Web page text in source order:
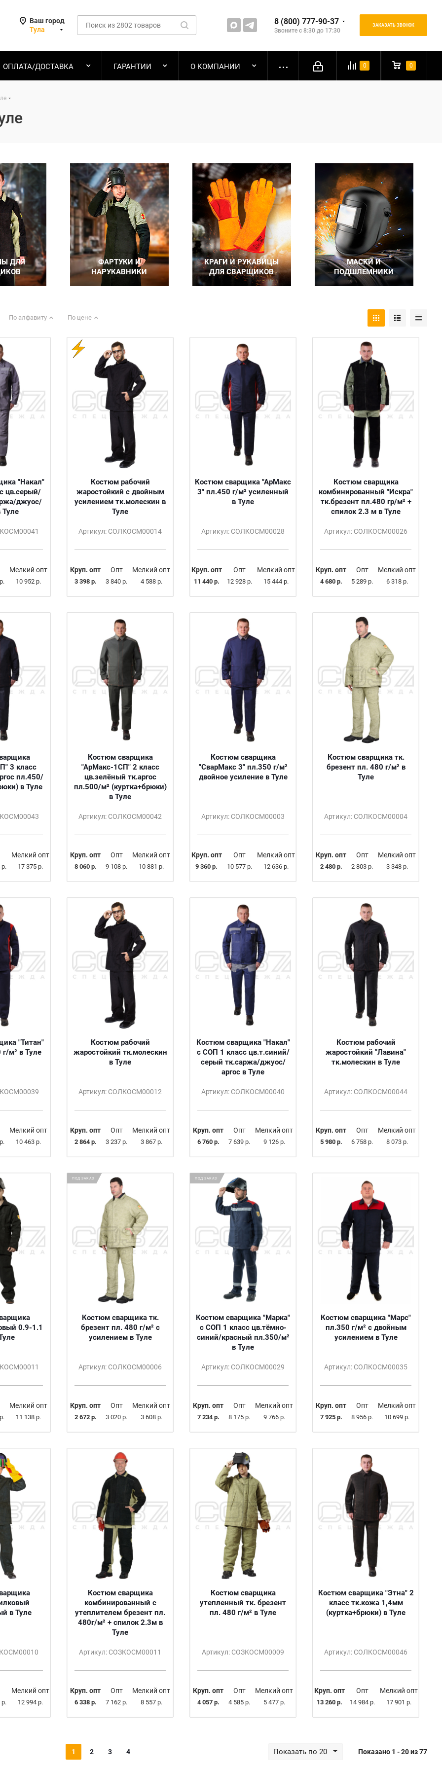
Ваш город
Тула
8 (800) 777-90-37
Звоните с 8:30 до 17:30
ЗАКАЗАТЬ ЗВОНОК
0 0
ОПЛАТА/ДОСТАВКА ГАРАНТИИ О КОМПАНИИ
По алфавиту По цене
"Накал"
цв.серый/
джуос/
Туле
Мелкий опт
10 952 р.
Костюм рабочий
жаростойкий с двойным
усилением тк.молескин в
Туле
Артикул: СОЛКОСМ00014
Круп. опт
3 398 р.
Опт
3 840 р.
Мелкий опт
4 588 р.
Костюм сварщика "АрМакс
3" пл.450 г/м² усиленный
в Туле
Артикул: СОЛКОСМ00028
Круп. опт
11 440 р.
Опт
12 928 р.
Мелкий опт
15 444 р.
Костюм сварщика
комбинированный "Искра"
тк.брезент пл.480 гр/м² +
спилок 2.3 м в Туле
Артикул: СОЛКОСМ00026
Круп. опт
4 680 р.
Опт
5 289 р.
Мелкий опт
6 318 р.
3 класс
пл.450/
в Туле
р.
Мелкий опт
17 375 р.
Костюм сварщика
"АрМакс-1СП" 2 класс
цв.зелёный тк.аргос
пл.500/м² (куртка+брюки)
в Туле
Артикул: СОЛКОСМ00042
Круп. опт
8 060 р.
Опт
9 108 р.
Мелкий опт
10 881 р.
Костюм сварщика
"СварМакс 3" пл.350 г/м²
двойное усиление в Туле
Артикул: СОЛКОСМ00003
Круп. опт
9 360 р.
Опт
10 577 р.
Мелкий опт
12 636 р.
Костюм сварщика тк.
брезент пл. 480 г/м² в
Туле
Артикул: СОЛКОСМ00004
Круп. опт
2 480 р.
Опт
2 803 р.
Мелкий опт
3 348 р.
"Титан"
м² в Туле
Мелкий опт
10 463 р.
Костюм рабочий
жаростойкий тк.молескин
в Туле
Артикул: СОЛКОСМ00012
Круп. опт
2 864 р.
Опт
3 237 р.
Мелкий опт
3 867 р.
Костюм сварщика "Накал"
с СОП 1 класс цв.т.синий/
серый тк.саржа/джуос/
аргос в Туле
Артикул: СОЛКОСМ00040
Круп. опт
6 760 р.
Опт
7 639 р.
Мелкий опт
9 126 р.
Костюм рабочий
жаростойкий "Лавина"
тк.молескин в Туле
Артикул: СОЛКОСМ00044
Круп. опт
5 980 р.
Опт
6 758 р.
Мелкий опт
8 073 р.
0.9-1.1
Мелкий опт
11 138 р.
ПОД ЗАКАЗ
Костюм сварщика тк.
брезент пл. 480 г/м² с
усилением в Туле
Артикул: СОЛКОСМ00006
Круп. опт
2 672 р.
Опт
3 020 р.
Мелкий опт
3 608 р.
ПОД ЗАКАЗ
Костюм сварщика "Марка"
с СОП 1 класс цв.тёмно-
синий/красный пл.350/м²
в Туле
Артикул: СОЛКОСМ00029
Круп. опт
7 234 р.
Опт
8 175 р.
Мелкий опт
9 766 р.
Костюм сварщика "Марс"
пл.350 г/м² с двойным
усилением в Туле
Артикул: СОЛКОСМ00035
Круп. опт
7 925 р.
Опт
8 956 р.
Мелкий опт
10 699 р.
в Туле
р.
Мелкий опт
12 994 р.
Костюм сварщика
комбинированный с
утеплителем брезент пл.
480г/м² + спилок 2.3м в
Туле
Артикул: СОЗКОСМ00011
Круп. опт
6 338 р.
Опт
7 162 р.
Мелкий опт
8 557 р.
Костюм сварщика
утепленный тк. брезент
пл. 480 г/м² в Туле
Артикул: СОЗКОСМ00009
Круп. опт
4 057 р.
Опт
4 585 р.
Мелкий опт
5 477 р.
Костюм сварщика "Этна" 2
класс тк.кожа 1,4мм
(куртка+брюки) в Туле
Артикул: СОЛКОСМ00046
Круп. опт
13 260 р.
Опт
14 984 р.
Мелкий опт
17 901 р.
1 2 3 4 Показать по 20 Показано 1 - 20 из 77